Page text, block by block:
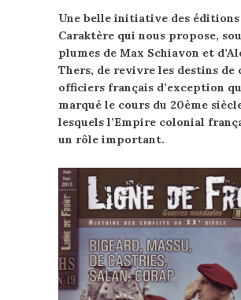
Une belle initiative des éditions
Caraktère qui nous propose,
plumes de Max Schiavon et
Thers, de revivre les destins de
officiers français d’exception
marqué le cours du 20ème
lesquels l’Empire colonial
un rôle important.